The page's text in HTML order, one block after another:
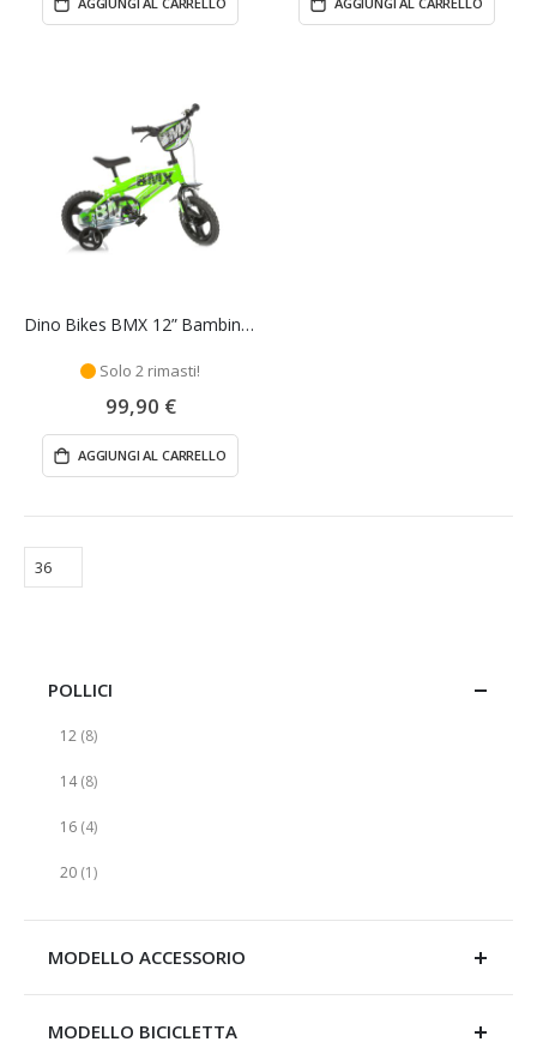
Dino Bikes BMX 12” Bambino con Stabilizzatori e Campanello
Solo 2 rimasti!
99,90 €
AGGIUNGI AL CARRELLO
POLLICI
12 8
elementi
14 8
elementi
16 4
elementi
20 1
elemento
MODELLO ACCESSORIO
MODELLO BICICLETTA